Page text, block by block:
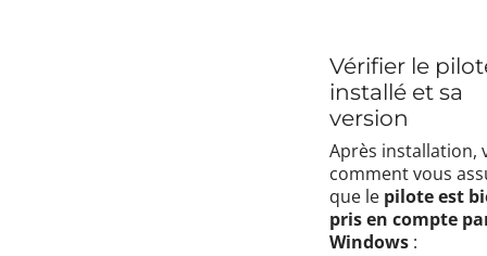
Vérifier le
installé et sa
version
Après installation,
comment vous
que le pilote est
pris en compte
Windows :